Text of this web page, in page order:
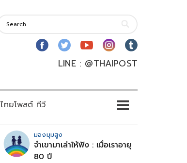
LINE : @THAIPOST
ไทยโพสต์ ทีวี
มองมุมสูง
จำเขามาเล่าให้ฟัง : เมื่อเราอายุ
80 ปี